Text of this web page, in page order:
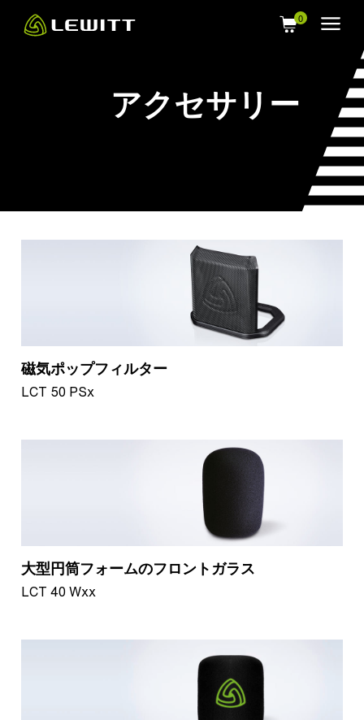
アクセサリー
磁気ポップフィルター
LCT 50 PSx
大型円筒フォームのフロントガラス
LCT 40 Wxx